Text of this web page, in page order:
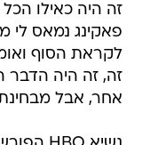
זה היה כאילו
פאקינג נמאס לי
לקראת הסוף
זה, זה היה הדבר
אחר, אבל